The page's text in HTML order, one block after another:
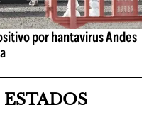
por hantavirus Andes